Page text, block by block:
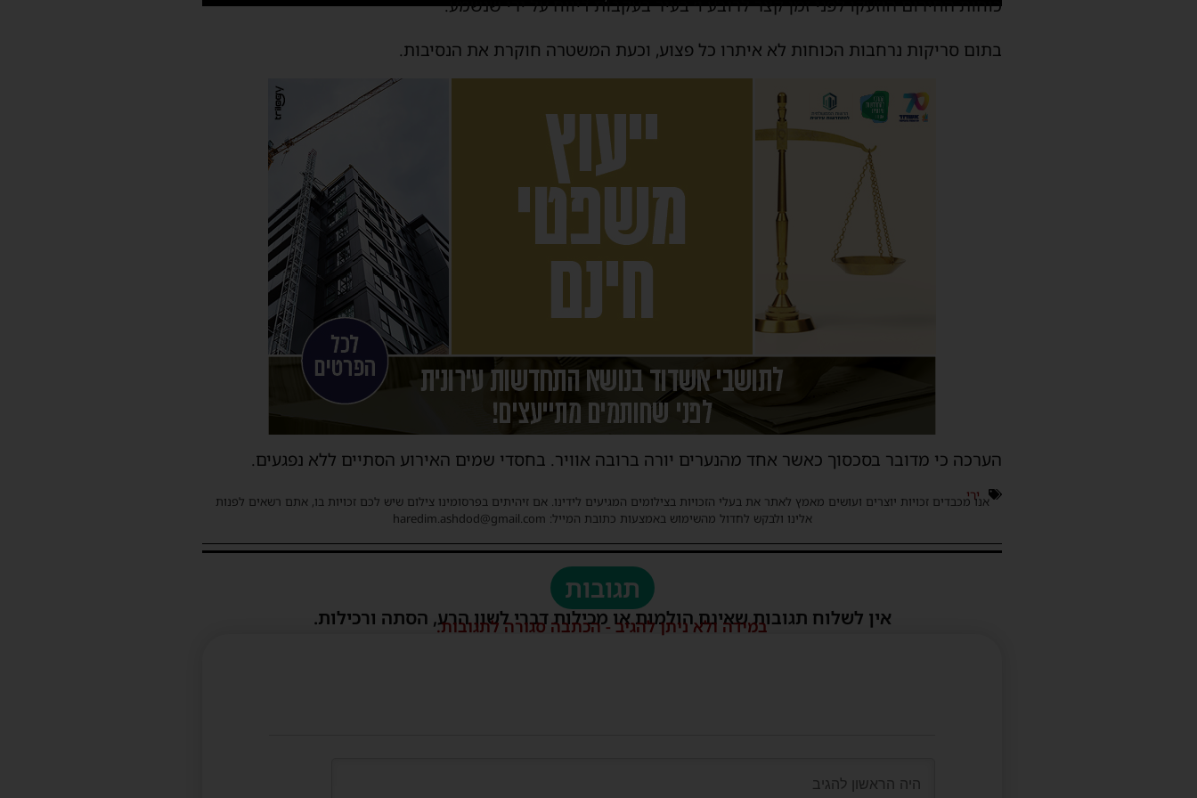
כוחות החירום הוזעקו לפני זמן קצר לרובע ו׳ בעיר בעקבות דיווח על ירי שנשמע.
בתום סריקות נרחבות הכוחות לא איתרו כל פצוע, וכעת המשטרה חוקרת את הנסיבות.
הערכה כי מדובר בסכסוך כאשר אחד מהנערים יורה ברובה אוויר. בחסדי שמים האירוע הסתיים ללא נפגעים.
ירי
אנו מכבדים זכויות יוצרים ועושים מאמץ לאתר את בעלי הזכויות בצילומים המגיעים לידינו. אם זיהיתים בפרסומינו צילום שיש לכם זכויות בו, אתם רשאים לפנות
אלינו ולבקש לחדול מהשימוש באמצעות כתובת המייל: haredim.ashdod@gmail.com
תגובות
אין לשלוח תגובות שאינם הולמות או מכילות דברי לשון הרע, הסתה ורכילות.
במידה ולא ניתן להגיב - הכתבה סגורה לתגובות.